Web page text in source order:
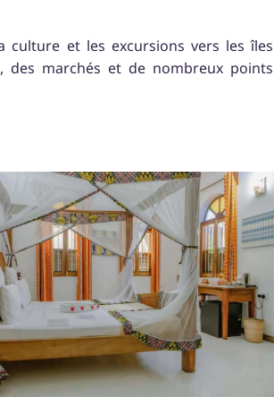
et les excursions vers les îles
des marchés et de nombreux points